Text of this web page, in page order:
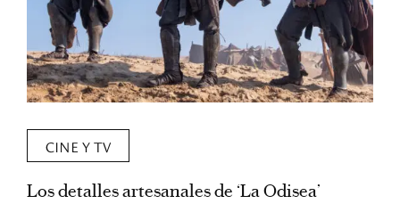
CINE Y TV
Los detalles artesanales de ‘La Odisea’